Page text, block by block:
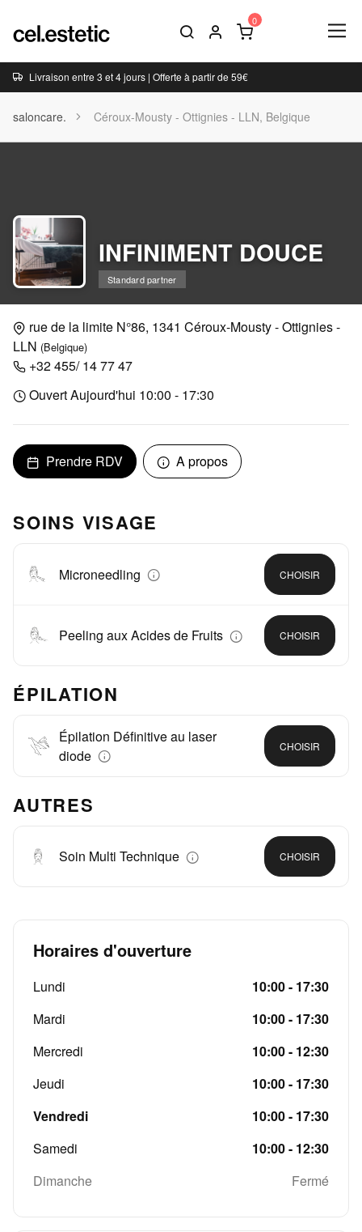
Livraison entre 3 et 4 jours | Offerte à partir de 59€
saloncare. Céroux-Mousty - Ottignies - LLN, Belgique
INFINIMENT DOUCE
Standard partner
rue de la limite N°86, 1341 Céroux-Mousty - Ottignies -
LLN (Belgique)
+32 455/ 14 77 47
Ouvert Aujourd'hui 10:00 - 17:30
Prendre RDV A propos
SOINS VISAGE
Microneedling CHOISIR
Peeling aux Acides de Fruits CHOISIR
ÉPILATION
Épilation Définitive au laser
diode
CHOISIR
AUTRES
Soin Multi Technique CHOISIR
Horaires d'ouverture
Lundi
10:00 - 17:30
Mardi
10:00 - 17:30
Mercredi
10:00 - 12:30
Jeudi
10:00 - 17:30
Vendredi
10:00 - 17:30
Samedi
10:00 - 12:30
Dimanche
Fermé